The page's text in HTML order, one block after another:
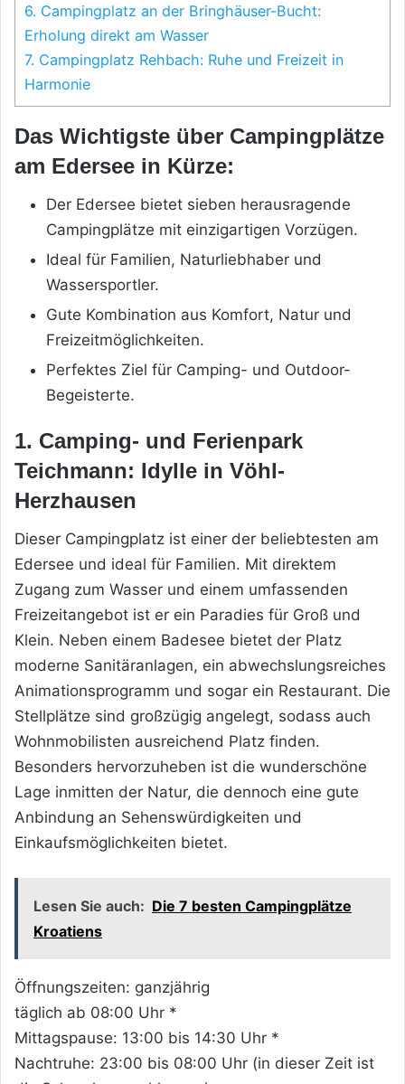
6. Campingplatz an der Bringhäuser-Bucht:
Erholung direkt am Wasser
7. Campingplatz Rehbach: Ruhe und Freizeit in
Harmonie
Das Wichtigste über Campingplätze
am Edersee in Kürze:
Der Edersee bietet sieben herausragende
Campingplätze mit einzigartigen Vorzügen.
Ideal für Familien, Naturliebhaber und
Wassersportler.
Gute Kombination aus Komfort, Natur und
Freizeitmöglichkeiten.
Perfektes Ziel für Camping- und Outdoor-
Begeisterte.
1. Camping- und Ferienpark
Teichmann: Idylle in Vöhl-
Herzhausen
Dieser Campingplatz ist einer der beliebtesten am
Edersee und ideal für Familien. Mit direktem
Zugang zum Wasser und einem umfassenden
Freizeitangebot ist er ein Paradies für Groß und
Klein. Neben einem Badesee bietet der Platz
moderne Sanitäranlagen, ein abwechslungsreiches
Animationsprogramm und sogar ein Restaurant. Die
Stellplätze sind großzügig angelegt, sodass auch
Wohnmobilisten ausreichend Platz finden.
Besonders hervorzuheben ist die wunderschöne
Lage inmitten der Natur, die dennoch eine gute
Anbindung an Sehenswürdigkeiten und
Einkaufsmöglichkeiten bietet.
Lesen Sie auch: Die 7 besten Campingplätze
Kroatiens
Öffnungszeiten: ganzjährig
täglich ab 08:00 Uhr *
Mittagspause: 13:00 bis 14:30 Uhr *
Nachtruhe: 23:00 bis 08:00 Uhr (in dieser Zeit ist